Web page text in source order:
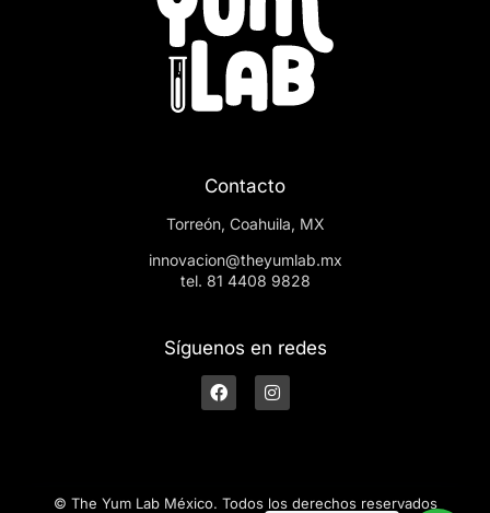
Contacto
Torreón, Coahuila, MX
innovacion@theyumlab.mx
tel. 81 4408 9828
Síguenos en redes
© The Yum Lab México. Todos los derechos reservados